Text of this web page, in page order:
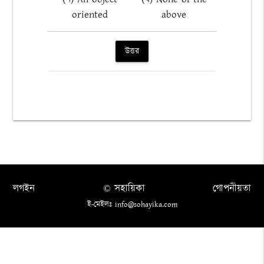
oriented
above
উত্তর
লগইন গোপনীয়তা
© সহায়িকা
ই-মেইলঃ info@sohayika.com